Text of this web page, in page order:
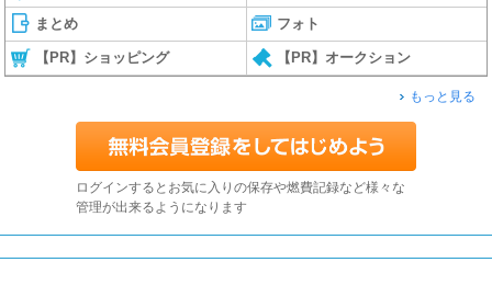
まとめ フォト
【PR】ショッピング 【PR】オークション
もっと見る
ログインするとお気に入りの保存や燃費記録など様々な
管理が出来るようになります